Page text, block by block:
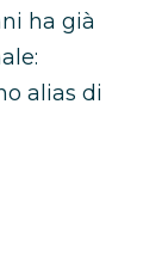
ha già
alias di